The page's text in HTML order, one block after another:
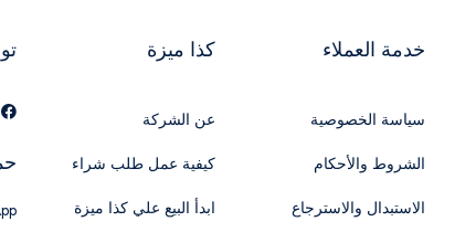
خدمة العملاء
سياسة الخصوصية
الشروط والأحكام
الاستبدال والاسترجاع
كذا ميزة
عن الشركة
كيفية عمل طلب شراء
ابدأ البيع علي كذا ميزة